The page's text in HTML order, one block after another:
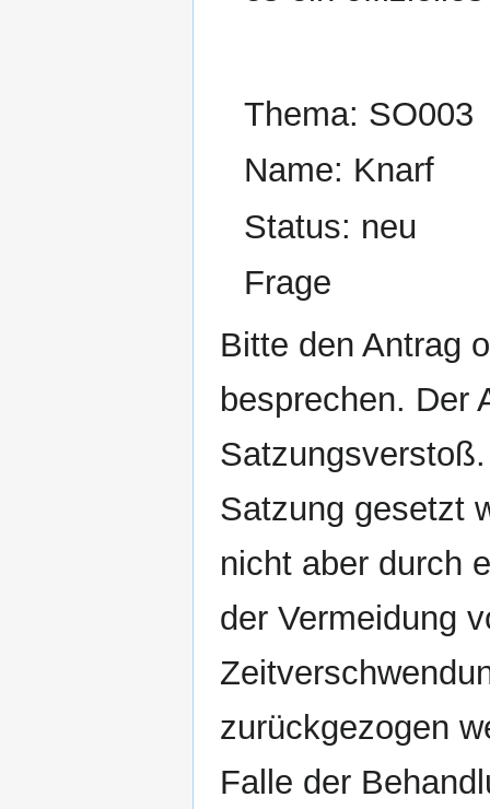
Thema: SO003
Name: Knarf
Status: neu
Frage
Bitte den Antrag
besprechen. Der
Satzung gesetzt
nicht aber durch
der Vermeidung
zurückgezogen
Falle der